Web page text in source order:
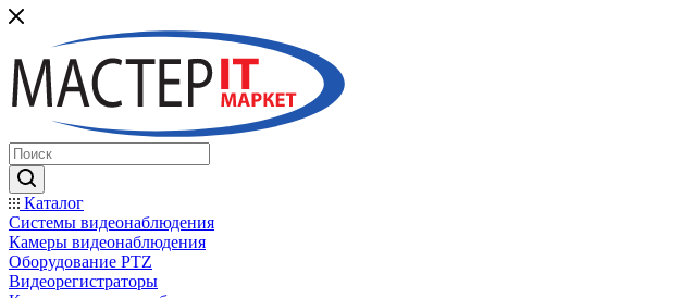
Каталог
Системы видеонаблюдения
Камеры видеонаблюдения
Оборудование PTZ
Видеорегистраторы